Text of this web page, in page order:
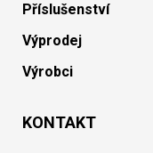
Příslušenství
Výprodej
Výrobci
KONTAKT